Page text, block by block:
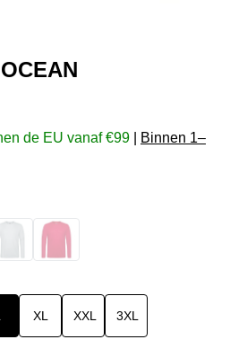
de EU vanaf €99
Binnen 1–
beschikbaar.)
niet beschikbaar.)
Grey
(Deze optie is momenteel niet beschikbaar.)
Red
(Deze optie is momenteel niet
XL XXL 3XL